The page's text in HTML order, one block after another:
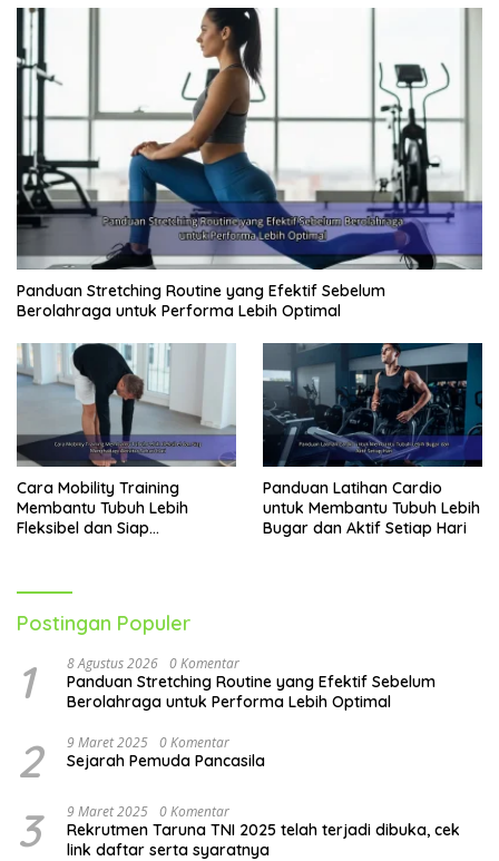
Panduan Stretching Routine yang Efektif Sebelum
Berolahraga untuk Performa Lebih Optimal
Cara Mobility Training
Membantu Tubuh Lebih
Fleksibel dan Siap
Panduan Latihan Cardio
untuk Membantu Tubuh Lebih
Bugar dan Aktif Setiap Hari
Postingan Populer
1 8 Agustus 2026 0 Komentar
Panduan Stretching Routine yang Efektif Sebelum
Berolahraga untuk Performa Lebih Optimal
2 9 Maret 2025 0 Komentar
Sejarah Pemuda Pancasila
3 9 Maret 2025 0 Komentar
Rekrutmen Taruna TNI 2025 telah terjadi dibuka, cek
link daftar serta syaratnya